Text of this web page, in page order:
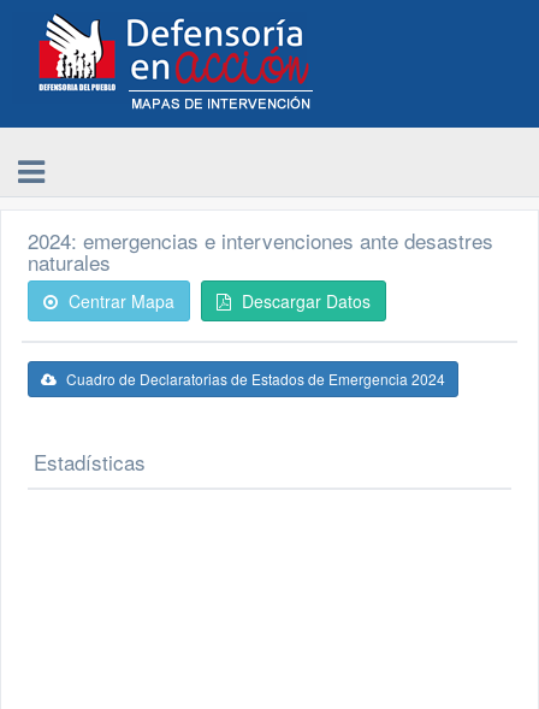
2024: emergencias e intervenciones ante desastres
naturales
Centrar Mapa Descargar Datos
Cuadro de Declaratorias de Estados de Emergencia 2024
Estadísticas